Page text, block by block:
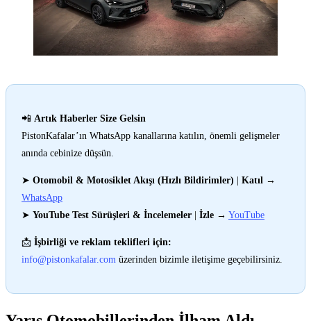
📲 Artık Haberler Size Gelsin
PistonKafalar’ın WhatsApp kanallarına katılın, önemli gelişmeler
anında cebinize düşsün.
➤ Otomobil & Motosiklet Akışı (Hızlı Bildirimler) Katıl →
WhatsApp
➤ YouTube Test Sürüşleri & İncelemeler İzle → YouTube
📩 İşbirliği ve reklam teklifleri için:
info@pistonkafalar.com üzerinden bizimle iletişime geçebilirsiniz.